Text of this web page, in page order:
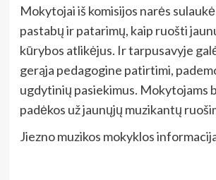
Mokytojai iš komisijos narės
pastabų ir patarimų, kaip ruošti
kūrybos atlikėjus. Ir tarpusavyje
gerąja pedagogine patirtimi,
ugdytinių pasiekimus. Mokytojams
padėkos už jaunųjų muzikantų
Jiezno muzikos mokyklos